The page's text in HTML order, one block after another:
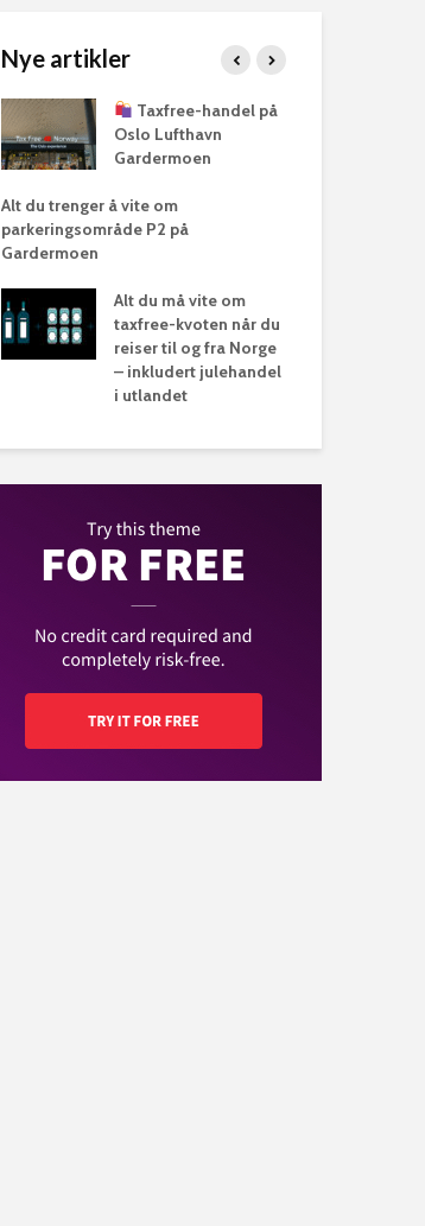
Nye artikler
Taxfree-handel på
Oslo Lufthavn
Gardermoen
Alt du trenger å vite om
parkeringsområde P2 på
Gardermoen
Alt du må vite om
taxfree-kvoten når du
reiser til og fra Norge
– inkludert julehandel
i utlandet